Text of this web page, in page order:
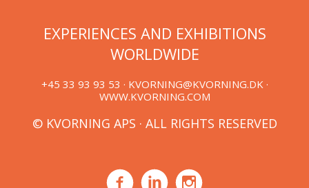
EXPERIENCES AND EXHIBITIONS
WORLDWIDE
+45 33 93 93 53 · KVORNING@KVORNING.DK·
WWW.KVORNING.COM
© KVORNING APS · ALL RIGHTS RESERVED